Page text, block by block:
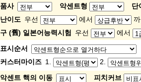
품사
악센트형
단
난이도 우선 에서
구 (舊) 일본어능력시험
우선
에서
표시순서
커스터마이즈 1.
2.
악센트 핵의 이동
피치커브